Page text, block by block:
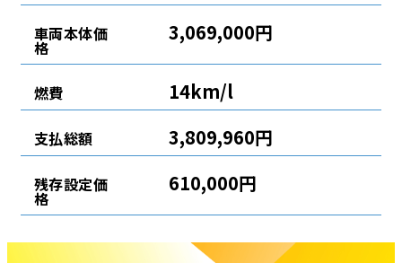
車両本体価
格
3,069,000円
燃費 14km/l
支払総額 3,809,960円
残存設定価
格
610,000円